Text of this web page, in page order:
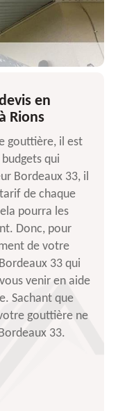
en
Rions
gouttière, il est
qui
Bordeaux 33, il
de chaque
pourra les
Donc, pour
de votre
33 qui
venir en aide
Sachant que
gouttière ne
33.